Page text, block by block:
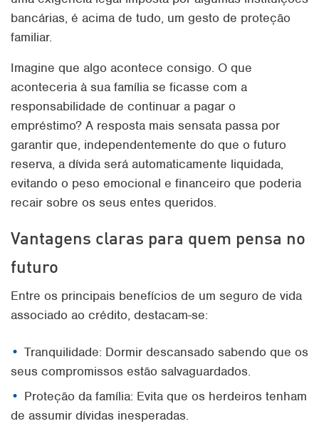
bancárias, é acima de tudo, um gesto de proteção
familiar.
Imagine que algo acontece consigo. O que
aconteceria à sua família se ficasse com a
responsabilidade de continuar a pagar o
empréstimo? A resposta mais sensata passa por
garantir que, independentemente do que o futuro
reserva, a dívida será automaticamente liquidada,
evitando o peso emocional e financeiro que poderia
recair sobre os seus entes queridos.
Vantagens claras para quem pensa no
futuro
Entre os principais benefícios de um seguro de vida
associado ao crédito, destacam-se:
Tranquilidade: Dormir descansado sabendo que os
seus compromissos estão salvaguardados.
Proteção da família: Evita que os herdeiros tenham
de assumir dívidas inesperadas.